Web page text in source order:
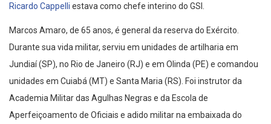
Ricardo Cappelli estava como chefe interino do GSI.
Marcos Amaro, de 65 anos, é general da reserva do Exército.
Durante sua vida militar, serviu em unidades de artilharia em
Jundiaí (SP), no Rio de Janeiro (RJ) e em Olinda (PE) e comandou
unidades em Cuiabá (MT) e Santa Maria (RS). Foi instrutor da
Academia Militar das Agulhas Negras e da Escola de
Aperfeiçoamento de Oficiais e adido militar na embaixada do